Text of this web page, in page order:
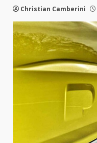
Christian Camberini